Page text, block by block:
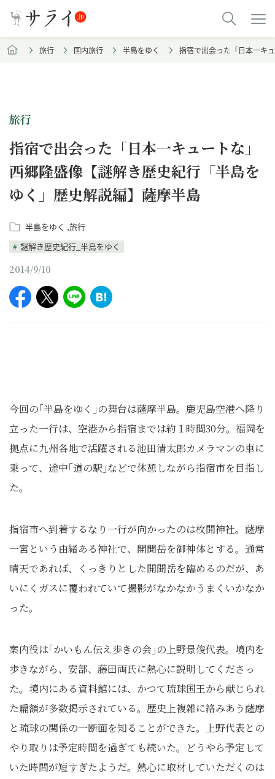
旅行 国内旅行 半島をゆく 指宿で出会った「日本一キ
旅行
指宿で出会った「日本一キュートな」
西郷隆盛像【謎解き歴史紀行「半島を
ゆく」歴史解説編】薩摩半島
半島をゆく 旅行
謎解き歴史紀行_半島をゆく
2014/9/10
今回の｢半島をゆく｣の舞台は薩摩半島。鹿児島空港へ降り
立った一行は、空港から指宿までは約１時間30分。福岡を
拠点に九州各地で活躍される池田清太郎カメラマンの車に
乗って、途中｢道の駅｣などで休憩しながら指宿市を目指し
た。
指宿市へ到着するなり一行が向かったのは枚聞神社。薩摩
一宮という由緒ある神社で、開聞岳を御神体とする。通常
晴天であれば、くっきりとした開聞岳を臨めるのだが、あ
いにくガスに覆われていて撮影がなかなかうまくいかなか
った。
案内役は｢かいもん伝え歩きの会｣の上野景俊代表。境内を
歩きながら、安部、藤田両氏に熱心に説明してくださっ
た。境内にある資料館には、かつて琉球国王から献じられ
た扁額が多数掲示されている。歴史上複雑に絡みあう薩摩
と琉球の関係の一断面を知ることができた。上野代表との
やり取りは予定時間を過ぎても続いた。どうやら予定して
いた時間が短すぎたようだ。熱心に取材していただくのは